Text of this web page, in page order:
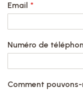
Email
Numéro de
Comment